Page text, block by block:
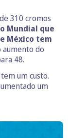
310 cromos
Mundial que
México tem
do
48.
um custo.
um